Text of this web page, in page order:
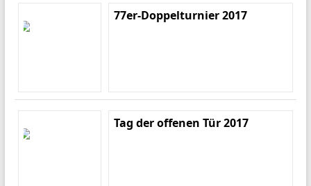
77er-Doppelturnier 2017
Tag der offenen Tür 2017